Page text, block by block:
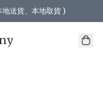
送貨、本地取貨 )